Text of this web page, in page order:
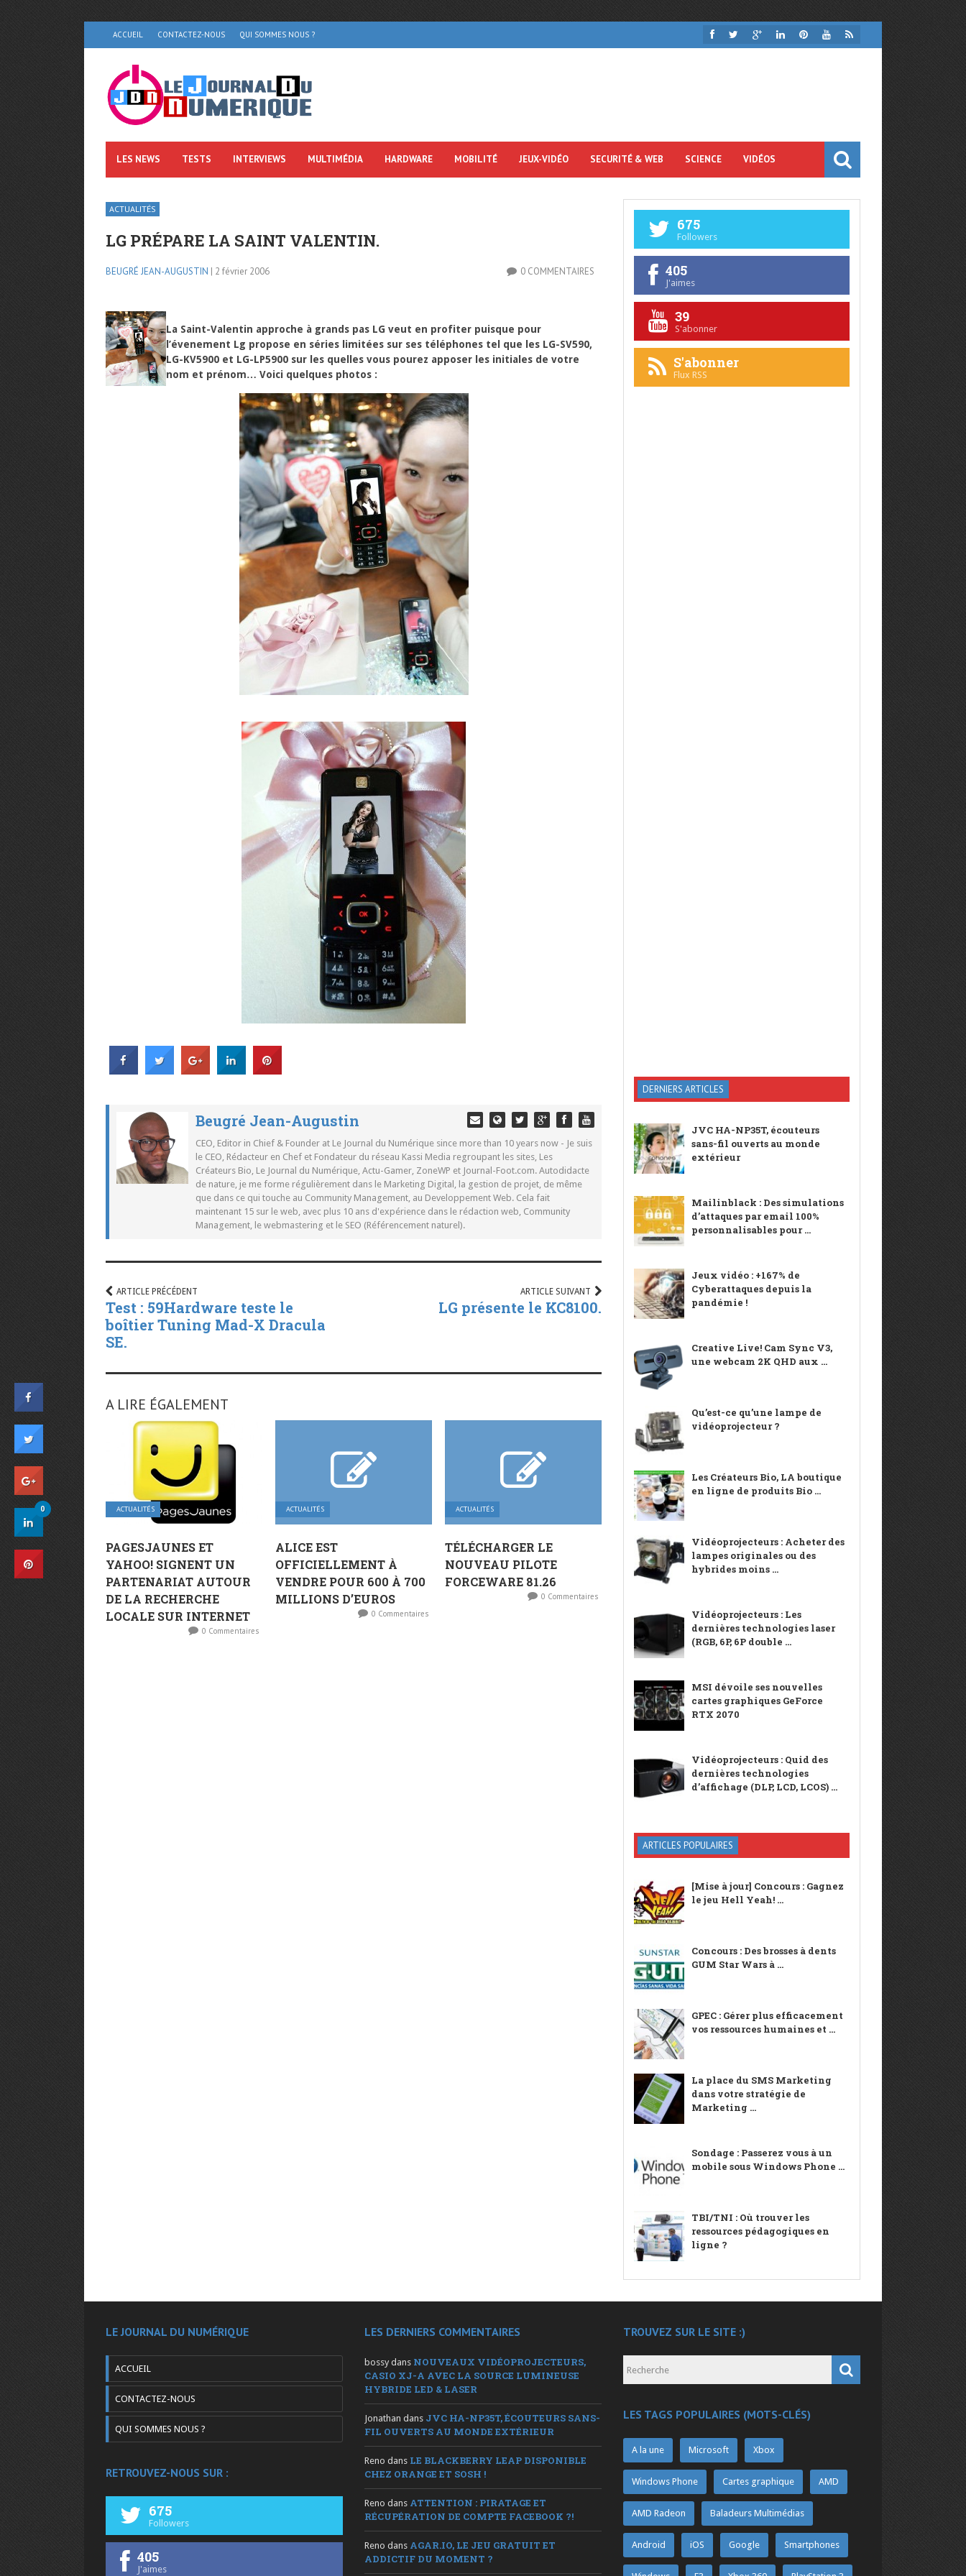
ACCUEIL CONTACTEZ-NOUS QUI SOMMES NOUS ?
LES NEWS TESTS INTERVIEWS MULTIMÉDIA HARDWARE MOBILITÉ JEUX-VIDÉO SECURITÉ & WEB SCIENCE VIDÉOS
ACTUALITÉS
LG PRÉPARE LA SAINT VALENTIN.
BEUGRÉ JEAN-AUGUSTIN | 2 février 2006 0 COMMENTAIRES
La Saint-Valentin approche à grands pas LG veut en profiter puisque pour
l’évenement Lg propose en séries limitées sur ses téléphones tel que les LG-SV590,
LG-KV5900 et LG-LP5900 sur les quelles vous pourez apposer les initiales de votre
nom et prénom… Voici quelques photos :
Beugré Jean-Augustin
CEO, Editor in Chief & Founder at Le Journal du Numérique since more than 10 years now - Je suis
le CEO, Rédacteur en Chef et Fondateur du réseau Kassi Media regroupant les sites, Les
Créateurs Bio, Le Journal du Numérique, Actu-Gamer, ZoneWP et Journal-Foot.com. Autodidacte
de nature, je me forme régulièrement dans le Marketing Digital, la gestion de projet, de même
que dans ce qui touche au Community Management, au Developpement Web. Cela fait
maintenant 15 sur le web, avec plus 10 ans d'expérience dans le rédaction web, Community
Management, le webmastering et le SEO (Référencement naturel).
ARTICLE PRÉCÉDENT
Test : 59Hardware teste le
boîtier Tuning Mad-X Dracula
SE.
ARTICLE SUIVANT
LG présente le KC8100.
A LIRE ÉGALEMENT
ACTUALITÉS
PAGESJAUNES ET
YAHOO! SIGNENT UN
PARTENARIAT AUTOUR
DE LA RECHERCHE
LOCALE SUR INTERNET
0 Commentaires
ACTUALITÉS
ALICE EST
OFFICIELLEMENT À
VENDRE POUR 600 À 700
MILLIONS D’EUROS
0 Commentaires
ACTUALITÉS
TÉLÉCHARGER LE
NOUVEAU PILOTE
FORCEWARE 81.26
0 Commentaires
675
Followers
405
J'aimes
39
S'abonner
S'abonner
Flux RSS
DERNIERS ARTICLES
JVC HA-NP35T, écouteurs
sans-fil ouverts au monde
extérieur
Mailinblack : Des simulations
d’attaques par email 100%
personnalisables pour ...
Jeux vidéo : +167% de
Cyberattaques depuis la
pandémie !
Creative Live! Cam Sync V3,
une webcam 2K QHD aux ...
Qu’est-ce qu’une lampe de
vidéoprojecteur ?
Les Créateurs Bio, LA boutique
en ligne de produits Bio ...
Vidéoprojecteurs : Acheter des
lampes originales ou des
hybrides moins ...
Vidéoprojecteurs : Les
dernières technologies laser
(RGB, 6P, 6P double ...
MSI dévoile ses nouvelles
cartes graphiques GeForce
RTX 2070
Vidéoprojecteurs : Quid des
dernières technologies
d’affichage (DLP, LCD, LCOS) ...
ARTICLES POPULAIRES
[Mise à jour] Concours : Gagnez
le jeu Hell Yeah! ...
Concours : Des brosses à dents
GUM Star Wars à ...
GPEC : Gérer plus efficacement
vos ressources humaines et ...
La place du SMS Marketing
dans votre stratégie de
Marketing ...
Sondage : Passerez vous à un
mobile sous Windows Phone ...
TBI/TNI : Où trouver les
ressources pédagogiques en
ligne ?
LE JOURNAL DU NUMÉRIQUE
ACCUEIL
CONTACTEZ-NOUS
QUI SOMMES NOUS ?
RETROUVEZ-NOUS SUR :
675
Followers
405
J'aimes
LES DERNIERS COMMENTAIRES
bossy dans NOUVEAUX VIDÉOPROJECTEURS,
CASIO XJ-A AVEC LA SOURCE LUMINEUSE
HYBRIDE LED & LASER
Jonathan dans JVC HA-NP35T, ÉCOUTEURS SANS-
FIL OUVERTS AU MONDE EXTÉRIEUR
Reno dans LE BLACKBERRY LEAP DISPONIBLE
CHEZ ORANGE ET SOSH !
Reno dans ATTENTION : PIRATAGE ET
RÉCUPÉRATION DE COMPTE FACEBOOK ?!
Reno dans AGAR.IO, LE JEU GRATUIT ET
ADDICTIF DU MOMENT ?
TROUVEZ SUR LE SITE :)
LES TAGS POPULAIRES (MOTS-CLÉS)
A la une Microsoft Xbox
Windows Phone Cartes graphique AMD
AMD Radeon Baladeurs Multimédias
Android iOS Google Smartphones
0